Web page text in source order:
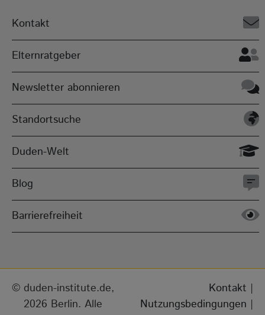
Kontakt
Elternratgeber
Newsletter abonnieren
Standortsuche
Duden-Welt
Blog
Barrierefreiheit
duden-institute.de,
2026 Berlin. Alle
Kontakt |
Nutzungsbedingungen |